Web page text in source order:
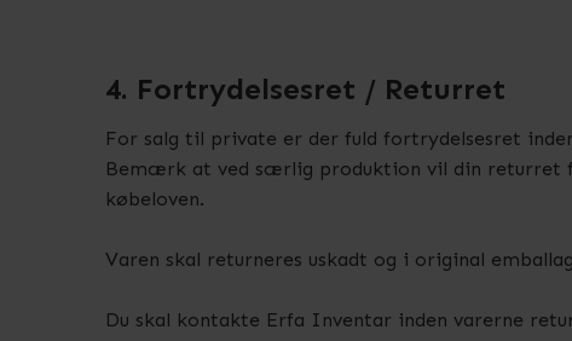
4. Fortrydelsesret / Returret
For salg til private er der fuld fortrydelsesret
Bemærk at ved særlig produktion vil din returret
købeloven.
Varen skal returneres uskadt og i original
Du skal kontakte Erfa Inventar inden varerne